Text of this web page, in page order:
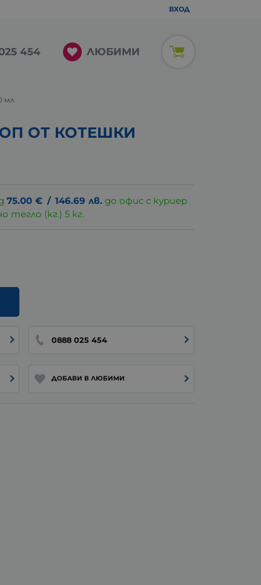
ВХОД
454 ЛЮБИМИ
мл
ОТ КОТЕШКИ
75.00 € / 146.69 лв. до офис с куриер
тегло (кг.) 5 кг.
0888 025 454
ДОБАВИ В ЛЮБИМИ